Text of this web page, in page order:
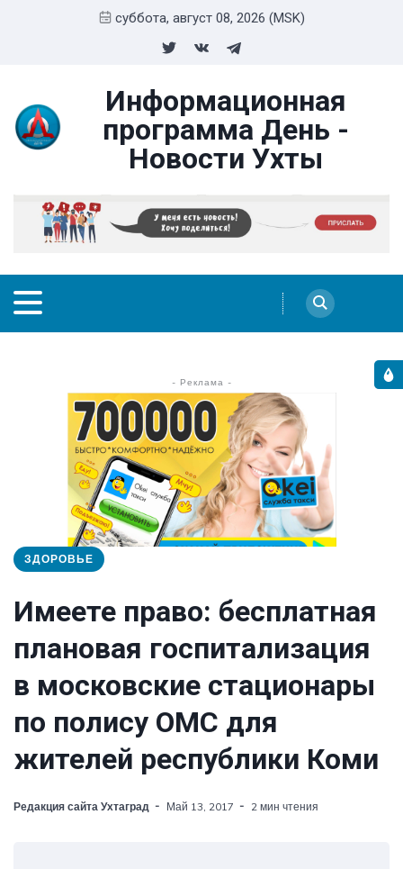
суббота, август 08, 2026 (MSK)
Информационная
программа День -
Новости Ухты
- Реклама -
ЗДОРОВЬЕ
Имеете право: бесплатная
плановая госпитализация
в московские стационары
по полису ОМС для
жителей республики Коми
Редакция сайта Ухтаград Май 13, 2017 2 мин чтения